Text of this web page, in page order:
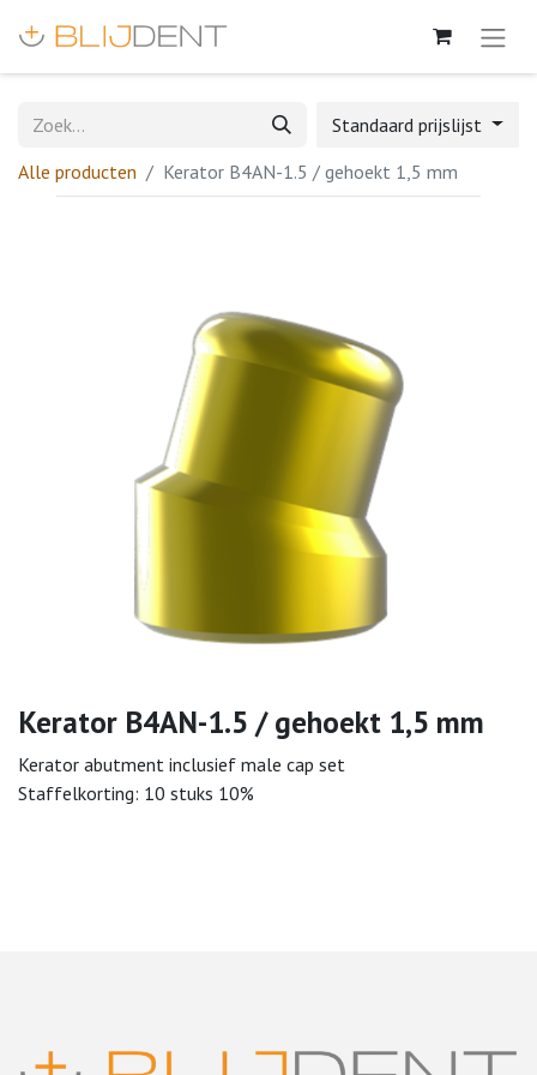
Standaard prijslijst
Alle producten
Kerator B4AN-1.5 / gehoekt 1,5 mm
Kerator B4AN-1.5 / gehoekt 1,5 mm
Kerator abutment inclusief male cap set
Staffelkorting: 10 stuks 10%